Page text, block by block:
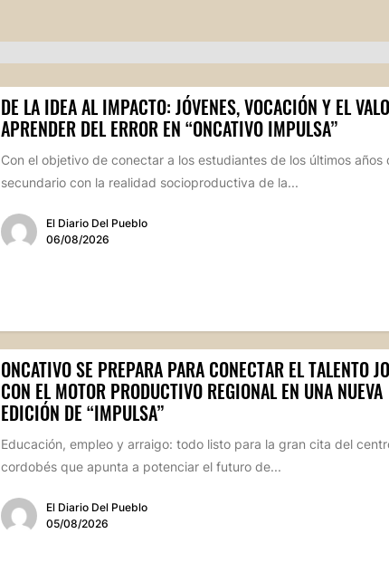
DE LA IDEA AL IMPACTO: JÓVENES, VOCACIÓN Y EL
APRENDER DEL ERROR EN “ONCATIVO IMPULSA”
Con el objetivo de conectar a los estudiantes de los últimos años
secundario con la realidad socioproductiva de la...
El Diario Del Pueblo
06/08/2026
ONCATIVO SE PREPARA PARA CONECTAR EL TALENTO
CON EL MOTOR PRODUCTIVO REGIONAL EN UNA NUEVA
EDICIÓN DE “IMPULSA”
Educación, empleo y arraigo: todo listo para la gran cita del
cordobés que apunta a potenciar el futuro de...
El Diario Del Pueblo
05/08/2026